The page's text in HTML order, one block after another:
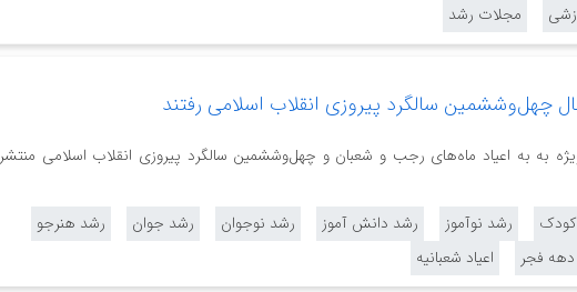
مجلات رشد
چهل‌وششمین سالگرد پیروزی انقلاب اسلامی رفتند
به به اعیاد ماه‌های رجب و شعبان و چهل‌وششمین سالگرد پیروزی انقلاب اسلامی منتشر
رشد نوآموز رشد دانش آموز رشد نوجوان رشد جوان
رشد هنرجو
دهه فجر اعیاد شعبانیه